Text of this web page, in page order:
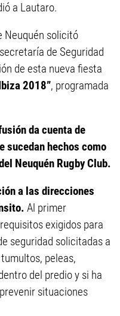
a Lautaro.
Neuquén solicitó
de Seguridad
de esta nueva fiesta
2018”, programada
da cuenta de
sucedan hechos como
Neuquén Rugby Club.
a las direcciones
Al primer
exigidos para
seguridad solicitadas a
peleas,
del predio y si ha
situaciones